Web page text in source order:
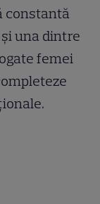
constantă
una dintre
femei